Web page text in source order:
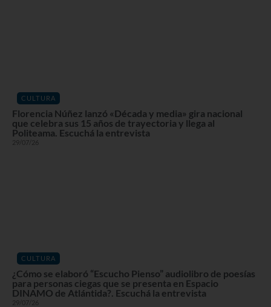
CULTURA
Florencia Núñez lanzó «Década y media» gira nacional
que celebra sus 15 años de trayectoria y llega al
Politeama. Escuchá la entrevista
29/07/26
CULTURA
¿Cómo se elaboró “Escucho Pienso” audiolibro de poesías
para personas ciegas que se presenta en Espacio
DINAMO de Atlántida?. Escuchá la entrevista
29/07/26